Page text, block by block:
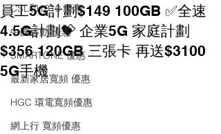
CSL和1010 優惠
中國移動 優惠
SMARTONE 優惠
最新家居寬頻 優惠
HGC 環電寬頻優惠
網上行 寬頻優惠
員工5G計劃$149 100GB ✅全速
4.5G計劃💝 企業5G 家庭計劃
$356 120GB 三張卡 再送$3100
5G手機